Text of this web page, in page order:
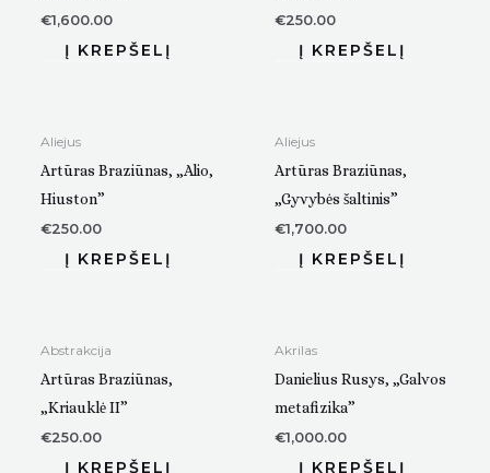
€1,600.00 €250.00
Aliejus
Artūras Braziūnas, „Alio,
Hiuston”
€250.00
Aliejus
Artūras Braziūnas,
„Gyvybės šaltinis”
€1,700.00
Abstrakcija
Artūras Braziūnas,
„Kriauklė II”
€250.00
Akrilas
Danielius Rusys, „Galvos
metafizika”
€1,000.00